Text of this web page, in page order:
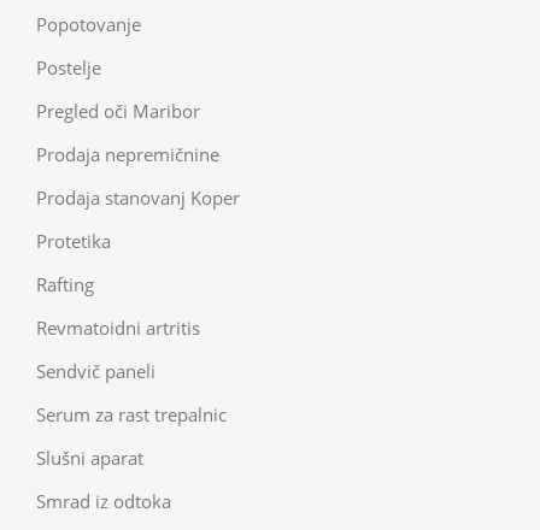
Popotovanje
Postelje
Pregled oči Maribor
Prodaja nepremičnine
Prodaja stanovanj Koper
Protetika
Rafting
Revmatoidni artritis
Sendvič paneli
Serum za rast trepalnic
Slušni aparat
Smrad iz odtoka